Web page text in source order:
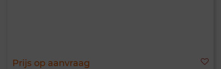
Prijs op aanvraag